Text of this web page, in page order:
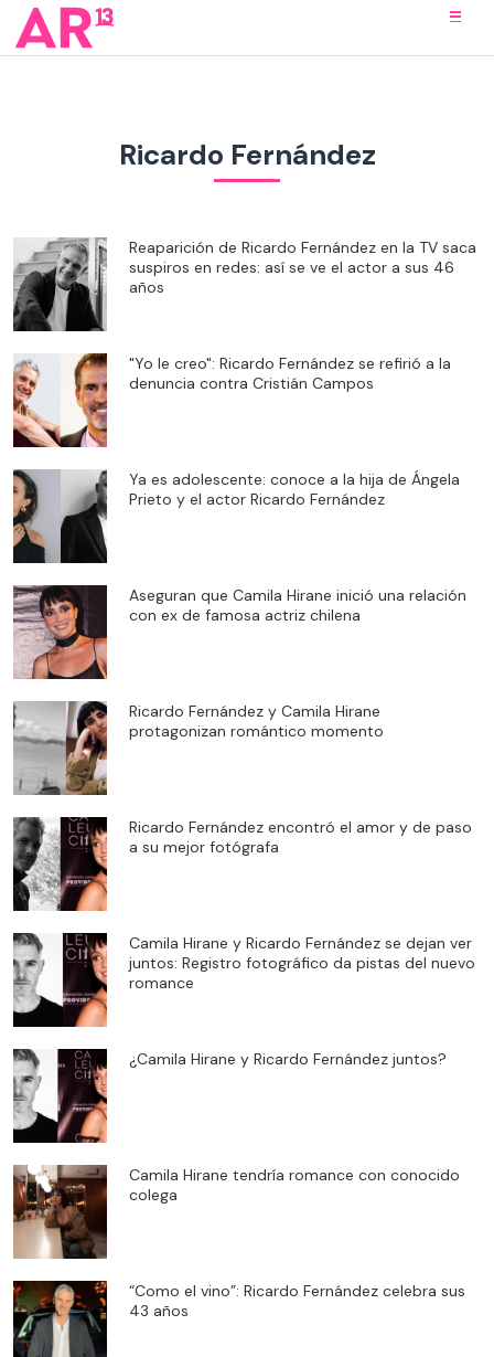
Ricardo Fernández
Reaparición de Ricardo Fernández en la TV saca
suspiros en redes: así se ve el actor a sus 46
años
"Yo le creo": Ricardo Fernández se refirió a la
denuncia contra Cristián Campos
Ya es adolescente: conoce a la hija de Ángela
Prieto y el actor Ricardo Fernández
Aseguran que Camila Hirane inició una relación
con ex de famosa actriz chilena
Ricardo Fernández y Camila Hirane
protagonizan romántico momento
Ricardo Fernández encontró el amor y de paso
a su mejor fotógrafa
Camila Hirane y Ricardo Fernández se dejan ver
juntos: Registro fotográfico da pistas del nuevo
romance
¿Camila Hirane y Ricardo Fernández juntos?
Camila Hirane tendría romance con conocido
colega
“Como el vino”: Ricardo Fernández celebra sus
43 años